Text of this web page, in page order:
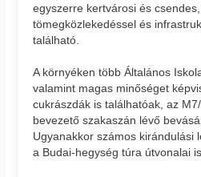
egyszerre kertvárosi és
tömegközlekedéssel és
található.
A környéken több Általános
valamint magas minőséget
cukrászdák is találhatóak, az
bevezető szakaszán lévő
Ugyanakkor számos kirándulási
a Budai-hegység túra útvonalai